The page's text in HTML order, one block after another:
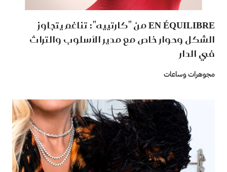
EN ÉQUILIBRE من "كارتييه": تناغم يتجاوز
الشكل وحوار خاص مع مدير الأسلوب والتراث
في الدار
مجوهرات وساعات